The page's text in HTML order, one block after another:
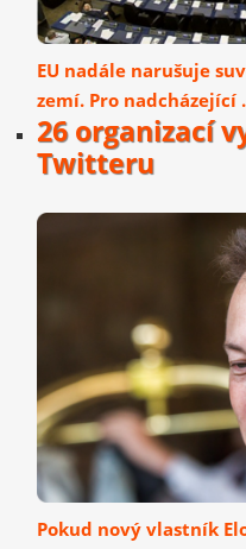
EU nadále narušuje
zemí. Pro nadcházející
26 organizací
Twitteru
Pokud nový vlastník